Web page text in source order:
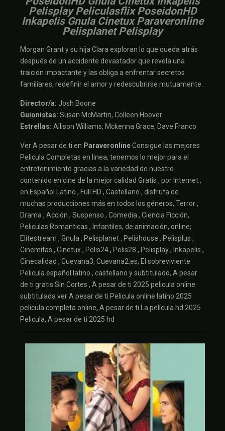
Pelisplay Peliculasflix PoseidonHD
Inkapelis Gnula Cinetux Paraveronline
Pelisplanet Pelisplay
Morgan Grant y su hija Clara exploran lo que queda atrás
después de un accidente devastador que revela una
traición impactante y las obliga a enfrentar secretos
familiares, redefinir el amor y redescubrirse mutuamente.
Director/a: Josh Boone
Guionistas: Susan McMartin, Colleen Hoover
Estrellas: Allison Williams, Mckenna Grace, Dave Franco
Ver A pesar de ti en ParaveronlineConsigue las mejores
Pelicula Completas en linea, tenemos lo mejor para el
entretenimiento gracias a la variedad de nuestro
contenido en cine de la mejor calidad Gratis , por Internet ,
en Español Latino , Full HD , Castellano , disfruta de
muchas producciones más en todos los géneros, Terror ,
Drama , Acción , Suspenso , Comedia , Ciencia Ficción,
Peliculas Romanticas , Infantiles, de animación, online;
Elitestream , Gnula , Pelisplanet , Pelishouse , Pelisplus ,
Cinemitas , Cinetux , Pelis24 , Pelis28 , Pelisplay , Inkapelis ,
Cinecalidad , Cuevana3, Cuevana2.es, El sobreviviente
Pelicula español latino , castellano y subtitulado, A pesar
de ti gratis Sin Cortes , A pesar de ti 2025 pelicula online
subtitulada ver A pesar de ti Pelicula online latino 2025
pelicula completa online, A pesar de ti La película hd 2025
Pelicula, A pesar de ti 2025 hd